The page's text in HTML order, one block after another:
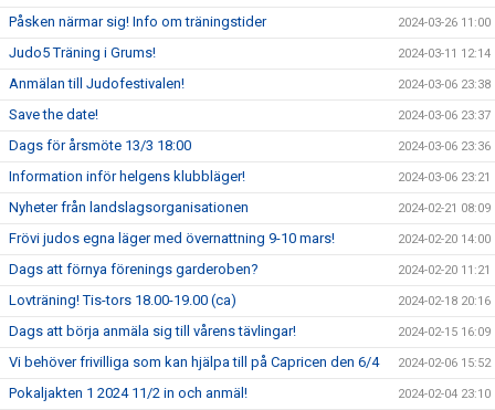
Påsken närmar sig! Info om träningstider 2024-03-26 11:00
Judo5 Träning i Grums! 2024-03-11 12:14
Anmälan till Judofestivalen! 2024-03-06 23:38
Save the date! 2024-03-06 23:37
Dags för årsmöte 13/3 18:00 2024-03-06 23:36
Information inför helgens klubbläger! 2024-03-06 23:21
Nyheter från landslagsorganisationen 2024-02-21 08:09
Frövi judos egna läger med övernattning 9-10 mars! 2024-02-20 14:00
Dags att förnya förenings garderoben? 2024-02-20 11:21
Lovträning! Tis-tors 18.00-19.00 (ca) 2024-02-18 20:16
Dags att börja anmäla sig till vårens tävlingar! 2024-02-15 16:09
Vi behöver frivilliga som kan hjälpa till på Capricen den 6/4 2024-02-06 15:52
Pokaljakten 1 2024 11/2 in och anmäl! 2024-02-04 23:10